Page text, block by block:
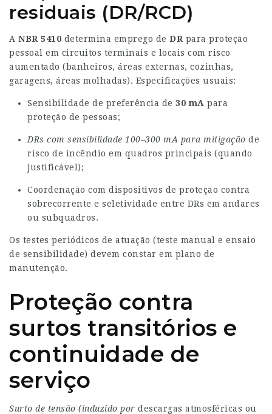
residuais (DR/RCD)
A NBR 5410 determina emprego de DR para proteção
pessoal em circuitos terminais e locais com risco
aumentado (banheiros, áreas externas, cozinhas,
garagens, áreas molhadas). Especificações usuais:
Sensibilidade de preferência de 30 mA para
proteção de pessoas;
DRs com sensibilidade 100–300 mA para mitigação de
risco de incêndio em quadros principais (quando
justificável);
Coordenação com dispositivos de proteção contra
sobrecorrente e seletividade entre DRs em andares
ou subquadros.
Os testes periódicos de atuação (teste manual e ensaio
de sensibilidade) devem constar em plano de
manutenção.
Proteção contra
surtos transitórios e
continuidade de
serviço
Surto de tensão (induzido por descargas atmosféricas ou